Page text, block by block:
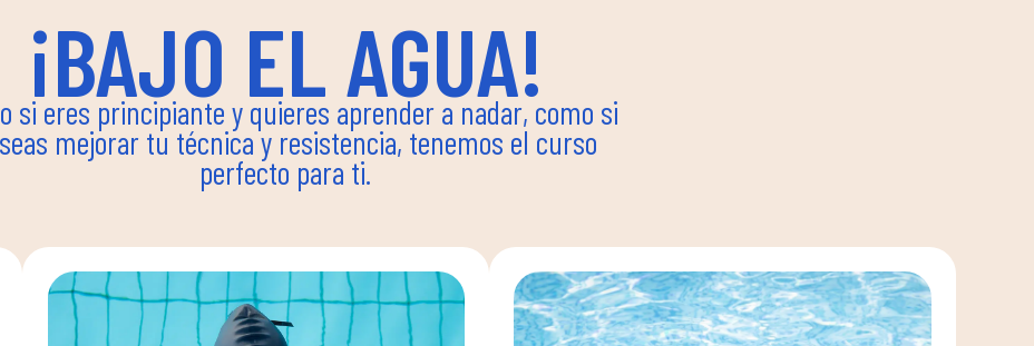
¡BAJO EL AGUA!
si eres principiante y quieres aprender a nadar, como si
mejorar tu técnica y resistencia, tenemos el curso
perfecto para ti.